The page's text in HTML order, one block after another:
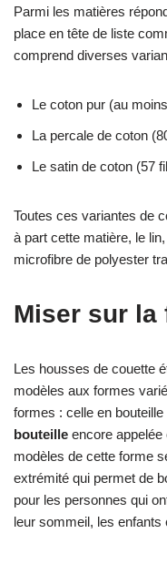
Parmi les matières
place en tête de liste
comprend diverses
Le coton pur (au
La percale de coton
Le satin de coton (57
Toutes ces variantes de
à part cette matière, le
microfibre de polyester
Miser sur la
Les housses de couette
modèles aux formes
formes : celle en
bouteille encore
modèles de cette forme
extrémité qui permet de
pour les personnes qui
leur sommeil, les enfants